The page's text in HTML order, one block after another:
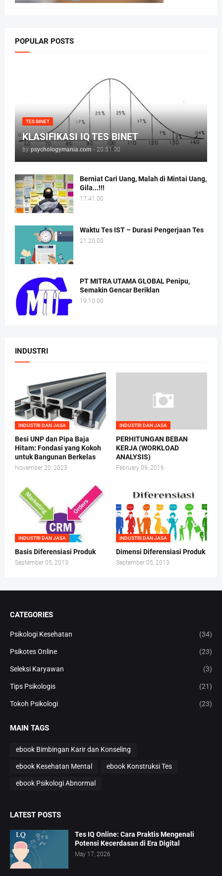
POPULAR POSTS
TES BINET
KLASIFIKASI IQ TES BINET
by psychologymania.com - 20.51.00
Berniat Cari Uang, Malah di Mintai Uang,
Gila...!!!
17.41.00
Waktu Tes IST – Durasi Pengerjaan Tes
21.20.00
PT MITRA UTAMA GLOBAL Penipu,
Semakin Gencar Beriklan
19.10.00
INDUSTRI
INDUSTRI DAN JASA
Besi UNP dan Pipa Baja
Hitam: Fondasi yang Kokoh
untuk Bangunan Berkelas
November 20, 2023
INDUSTRI DAN JASA
PERHITUNGAN BEBAN
KERJA (WORKLOAD
ANALYSIS)
February 09, 2016
INDUSTRI DAN JASA
Basis Diferensiasi Produk
September 05, 2013
INDUSTRI DAN JASA
Dimensi Diferensiasi Produk
September 05, 2013
CATEGORIES
Psikologi Kesehatan (34)
Psikotes Online (23)
Seleksi Karyawan (3)
Tips Psikologis (21)
Tokoh Psikologi (23)
MAIN TAGS
ebook Bimbingan Karir dan Konseling
ebook Kesehatan Mental ebook Konstruksi Tes
ebook Psikologi Abnormal
LATEST POSTS
Tes IQ Online: Cara Praktis Mengenali
Potensi Kecerdasan di Era Digital
May 17, 2026